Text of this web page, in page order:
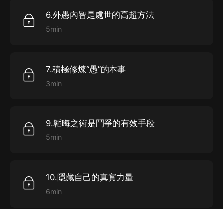
6.外愚內智是處世的高超方法
5min
7.積極修煉“愚”的本事
3min
9.韜晦之術是鬥爭的有效手段
5min
10.隱藏自己的真實力量
6min